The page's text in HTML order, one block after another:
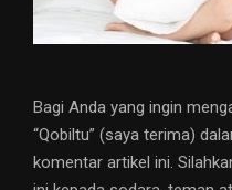
Bagi Anda yang ingin
“Qobiltu” (saya terima)
komentar artikel ini.